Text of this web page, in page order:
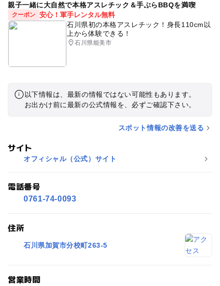
親子一緒に大自然で本格アスレチック＆手ぶらBBQを満喫
クーポン 安心！軍手レンタル無料
石川県初の本格アスレチック！身長110cm以
上から体験できる！
石川県能美市
以下情報は、最新の情報ではない可能性もあります。
お出かけ前に最新の公式情報を、必ずご確認下さい。
スポット情報の改善を送る
サイト
オフィシャル（公式）サイト
電話番号
0761-74-0093
住所
石川県加賀市分校町263-5
営業時間